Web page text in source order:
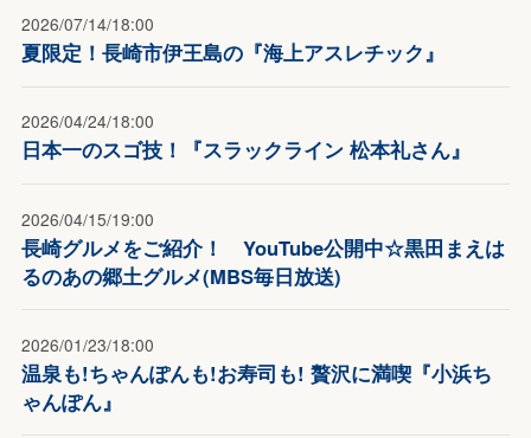
2026/07/14/18:00
夏限定！長崎市伊王島の『海上アスレチック』
2026/04/24/18:00
日本一のスゴ技！『スラックライン 松本礼さん』
2026/04/15/19:00
長崎グルメをご紹介！ YouTube公開中☆黒田まえは
るのあの郷土グルメ(MBS毎日放送)
2026/01/23/18:00
温泉も!ちゃんぽんも!お寿司も! 贅沢に満喫『小浜ち
ゃんぽん』